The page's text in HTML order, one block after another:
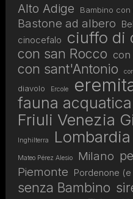
Alto Adige Bambino
Bastone ad albero
cinocefalo ciuffo di
con san Rocco con
con sant'Antonio
diavolo
Ercole
fauna acquatica
Friuli Venezia
Inghilterra Lombardia
Mateo Pérez Alesio Milano
Piemonte Pordenone
senza Bambino